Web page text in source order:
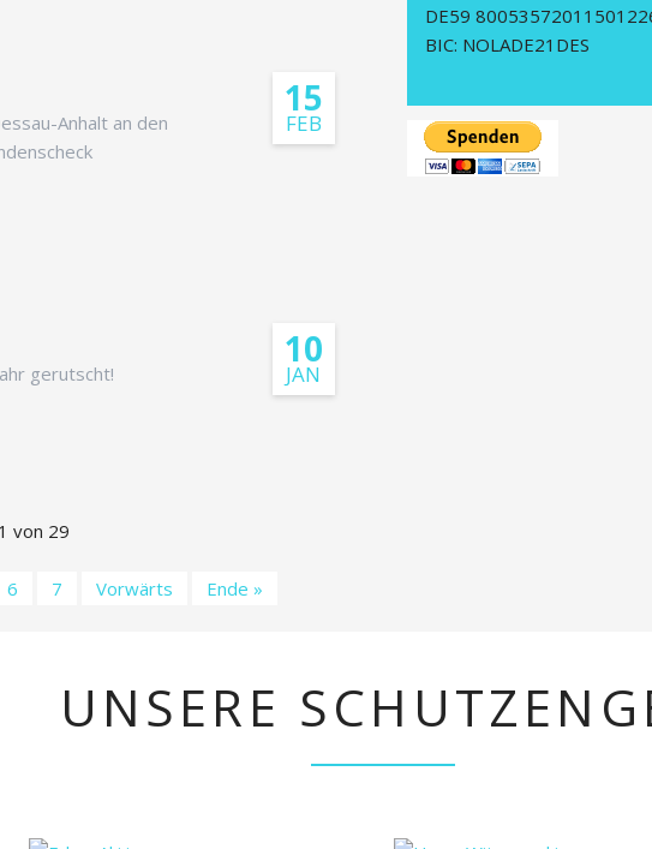
15
FEB
Anhalt an den
10
JAN
gerutscht!
von 29
6 7 Vorwärts Ende »
DE59
BIC: NOLADE21DES
UNSERE